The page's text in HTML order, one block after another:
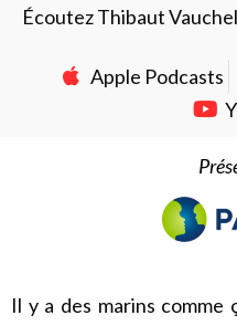
Écoutez Thibaut
Apple Podcasts
Il y a des marins comme